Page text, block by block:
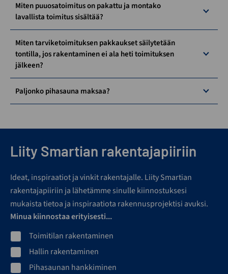
Miten puuosatoimitus on pakattu ja montako
lavallista toimitus sisältää?
Miten tarviketoimituksen pakkaukset säilytetään
tontilla, jos rakentaminen ei ala heti toimituksen
jälkeen?
Paljonko pihasauna maksaa?
Liity Smartian rakentajapiiriin
Ideat, inspiraatiot ja vinkit rakentajalle. Liity Smartian
rakentajapiiriin ja lähetämme sinulle kiinnostuksesi
mukaista tietoa ja inspiraatiota rakennusprojektisi avuksi.
Minua kiinnostaa erityisesti...
Toimitilan rakentaminen
Hallin rakentaminen
Pihasaunan hankkiminen